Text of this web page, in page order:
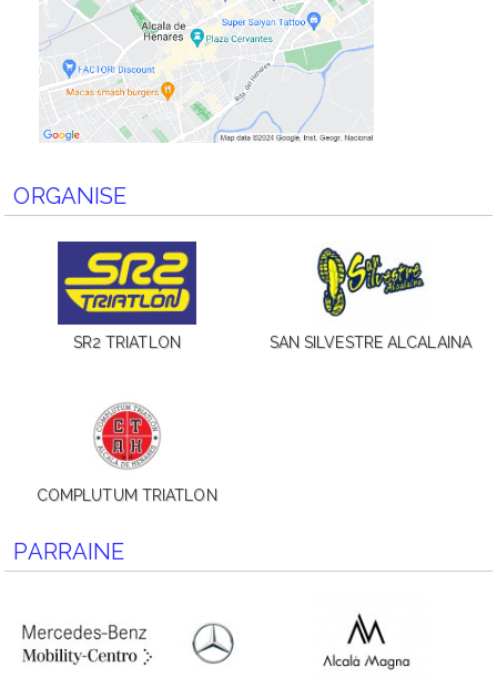
ORGANISE
SR2 TRIATLON SAN SILVESTRE ALCALAINA
COMPLUTUM TRIATLON
PARRAINE